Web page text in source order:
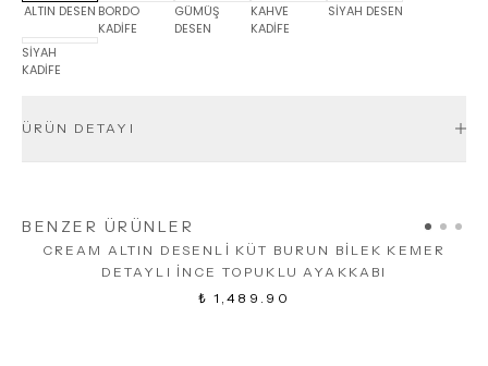
ALTIN DESEN BORDO
KADİFE
GÜMÜŞ
DESEN
KAHVE
KADİFE
SİYAH DESEN
SİYAH
KADİFE
ÜRÜN DETAYI
BENZER ÜRÜNLER
CREAM ALTIN DESENLİ KÜT BURUN BİLEK KEMER
DETAYLI İNCE TOPUKLU AYAKKABI
₺ 1,489.90